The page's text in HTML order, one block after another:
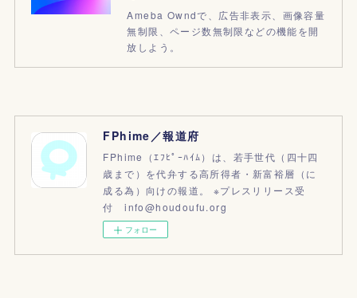
Ameba Owndで、広告非表示、画像容量
無制限、ページ数無制限などの機能を開
放しよう。
FPhime／報道府
FPhime（ｴﾌﾋﾟｰﾊｲﾑ）は、若手世代（四十四
歳まで）を代弁する高所得者・新富裕層（に
成る為）向けの報道。 ※プレスリリース受
付 info@houdoufu.org
フォロー